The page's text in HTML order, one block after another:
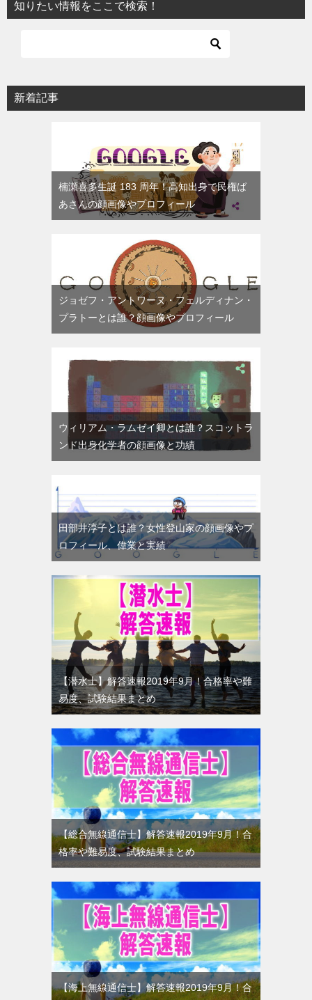
知りたい情報をここで検索！
新着記事
楠瀬喜多生誕 183 周年！高知出身で民権ば
あさんの顔画像やプロフィール
ジョゼフ・アントワーヌ・フェルディナン・
プラトーとは誰？顔画像やプロフィール
ウィリアム・ラムゼイ卿とは誰？スコットラ
ンド出身化学者の顔画像と功績
田部井淳子とは誰？女性登山家の顔画像やプ
ロフィール、偉業と実績
【潜水士】解答速報2019年9月！合格率や難
易度、試験結果まとめ
【総合無線通信士】解答速報2019年9月！合
格率や難易度、試験結果まとめ
【海上無線通信士】解答速報2019年9月！合